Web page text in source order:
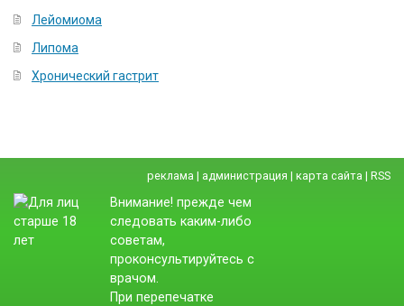
Лейомиома
Липома
Хронический гастрит
реклама | администрация | карта сайта | RSS
Внимание! прежде чем
следовать каким-либо
советам,
проконсультируйтесь с
врачом.
При перепечатке